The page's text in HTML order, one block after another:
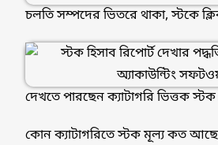
চলতি সম্পদের ভিতরে থাকা, স্টকে
দেখতে পারছেন ক্যাটাগরি ভিত্তক স্টক
কোন ক্যাটাগরিতে স্টক মূল্য কত আছে